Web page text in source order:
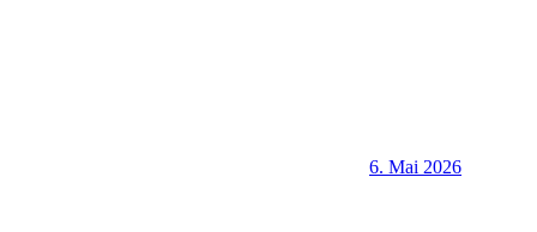
6. Mai 2026